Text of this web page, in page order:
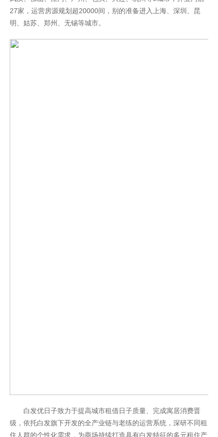
27家，运营房源规划超20000间，别的准备进入上海、深圳、昆
明、姑苏、郑州、无锡等城市。
白发优日子致力于提高城市租借日子质量、完成寓居消费晋
级，依托白发旗下开发的全产业链与老练的运营系统，深研不同租
住人群的个性化需求，为商场持续打造具有白发特征的多元租住产